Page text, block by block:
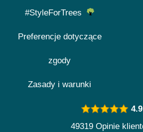
#StyleForTrees
Preferencje dotyczące
zgody
Zasady i warunki
4.9
49319 Opinie